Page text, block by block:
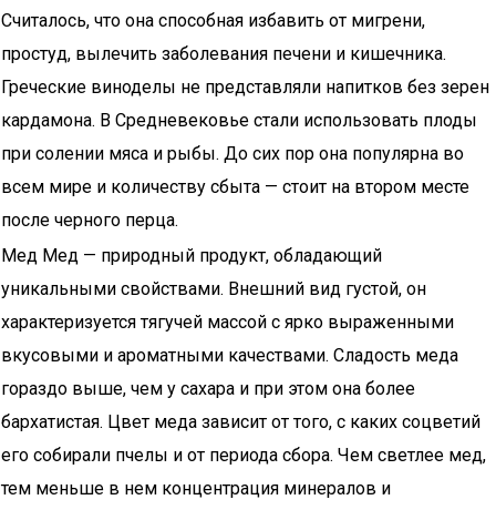
Считалось, что она способная избавить от мигрени,
простуд, вылечить заболевания печени и кишечника.
Греческие виноделы не представляли напитков без зерен
кардамона. В Средневековье стали использовать плоды
при солении мяса и рыбы. До сих пор она популярна во
всем мире и количеству сбыта — стоит на втором месте
после черного перца.
Мед Мед — природный продукт, обладающий
уникальными свойствами. Внешний вид густой, он
характеризуется тягучей массой с ярко выраженными
вкусовыми и ароматными качествами. Сладость меда
гораздо выше, чем у сахара и при этом она более
бархатистая. Цвет меда зависит от того, с каких соцветий
его собирали пчелы и от периода сбора. Чем светлее мед,
тем меньше в нем концентрация минералов и